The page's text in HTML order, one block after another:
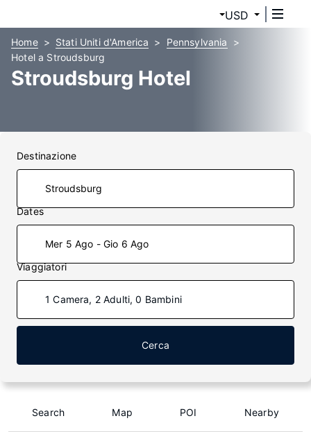
USD
Home Stati Uniti d'America
Pennsylvania
Hotel a Stroudsburg
Stroudsburg Hotel
Destinazione
Dates
Mer 5 Ago - Gio 6 Ago
Viaggiatori
1 Camera, 2 Adulti, 0 Bambini
Cerca
Search Map POI Nearby